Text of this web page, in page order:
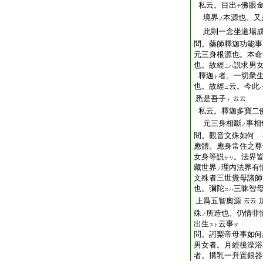
私云。目出 テ佛眼
境界 ノ本源也。
此則一念坐道場
問。藥師釋迦功能
元三身根源也。本
也。故經ニハ説求男
釋迦 ト 者。一切衆
也。故經ニ云。今此
悉是吾子 ト 云云
私云。釋迦多寶二
元三身相斷ノ事相
問。觀音文殊如何
應體。應身常住之
女身等説ケリ 。法界
藏世界 ノ理内法界有
文殊者三世覺母諸
也。彌陀ニハ三昧智
上爲五智奧源 云云
殊ノ 所造也。仍情非
出生 スト 云事ヲ
問。訶梨帝母事如
男女者。月經後澡
者。搆乳一升置銀